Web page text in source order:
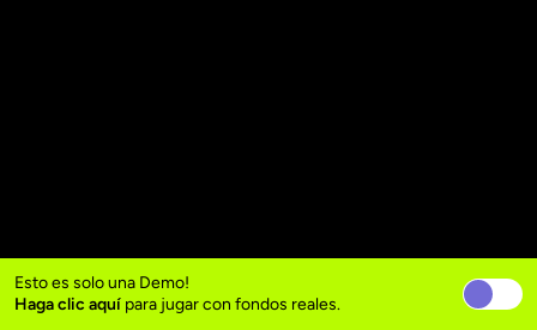
Esto es solo una Demo!
Haga clic aquí para jugar con fondos reales.